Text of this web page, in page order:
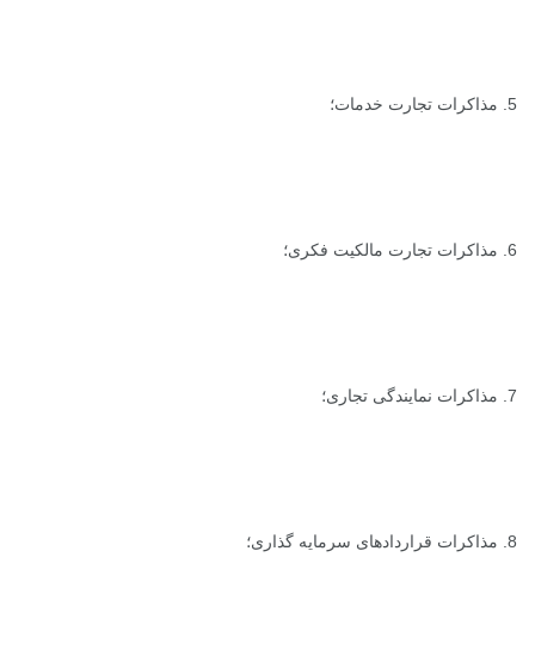
5. مذاکرات تجارت خدمات؛
6. مذاکرات تجارت مالکیت فکری؛
7. مذاکرات نمایندگی تجاری؛
8. مذاکرات قراردادهای سرمایه گذاری؛